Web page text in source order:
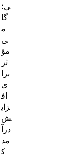
ی؛
گا
م
ی
مؤ
ثر
برا
ی
اف
زای
ش
درآ
مد
ک